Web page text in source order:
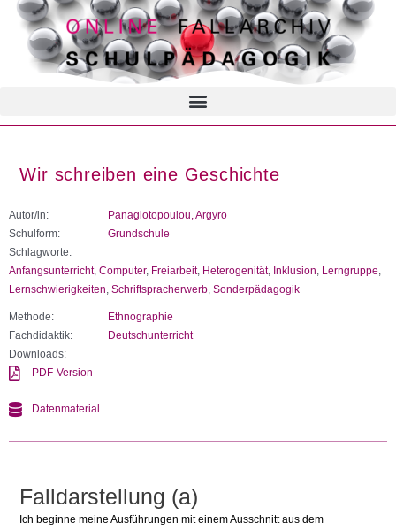
Wir schreiben eine Geschichte
Autor/in:
Panagiotopoulou, Argyro
Schulform:
Grundschule
Schlagworte:
Anfangsunterricht, Computer, Freiarbeit, Heterogenität, Inklusion Lerngruppe
Lernschwierigkeiten Schriftspracherwerb Sonderpädagogik
Methode:
Ethnographie
Fachdidaktik:
Deutschunterricht
Downloads:
PDF-Version
Datenmaterial
Falldarstellung (a)
Ich beginne meine Ausführungen mit einem Ausschnitt aus dem